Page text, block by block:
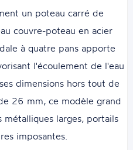
un poteau carré de
couvre-poteau en acier
à quatre pans apporte
l'écoulement de l'eau
dimensions hors tout de
26 mm, ce modèle grand
larges, portails
imposantes.